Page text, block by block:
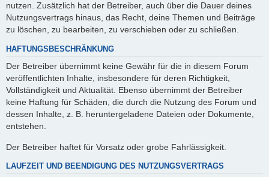
nutzen. Zusätzlich hat der Betreiber, auch über die Dauer deines
Nutzungsvertrags hinaus, das Recht, deine Themen und Beiträge
zu löschen, zu bearbeiten, zu verschieben oder zu schließen.
HAFTUNGSBESCHRÄNKUNG
Der Betreiber übernimmt keine Gewähr für die in diesem Forum
veröffentlichten Inhalte, insbesondere für deren Richtigkeit,
Vollständigkeit und Aktualität. Ebenso übernimmt der Betreiber
keine Haftung für Schäden, die durch die Nutzung des Forum und
dessen Inhalte, z. B. heruntergeladene Dateien oder Dokumente,
entstehen.
Der Betreiber haftet für Vorsatz oder grobe Fahrlässigkeit.
LAUFZEIT UND BEENDIGUNG DES NUTZUNGSVERTRAGS